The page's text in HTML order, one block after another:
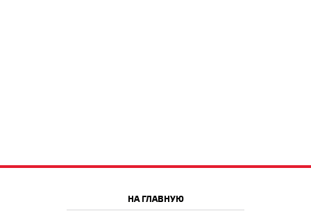
НА ГЛАВНУЮ